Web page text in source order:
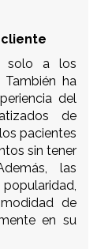
cliente
solo a los
ha
del
de
pacientes
sin tener
las
de
en su